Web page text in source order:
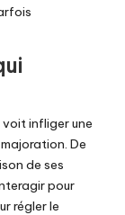
infliger une
De
de ses
pour
régler le